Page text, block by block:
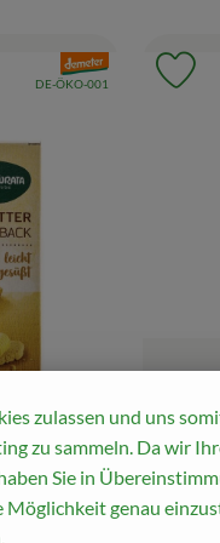
Produkt zum
, Verband:
, Kontrollstelle:
DE-ÖKO-001hinzufügen
, Preis:
2,79
Dinkel
zulassen und uns
zu sammeln. Da wir
Sie in
genau